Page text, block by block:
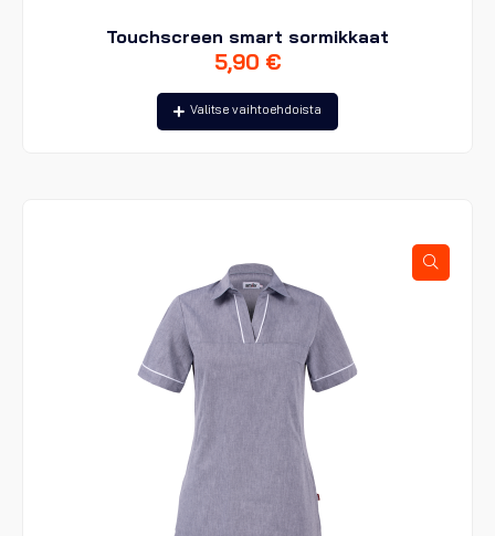
Touchscreen smart sormikkaat
5,90 €
Valitse vaihtoehdoista
Tällä
tuotteella